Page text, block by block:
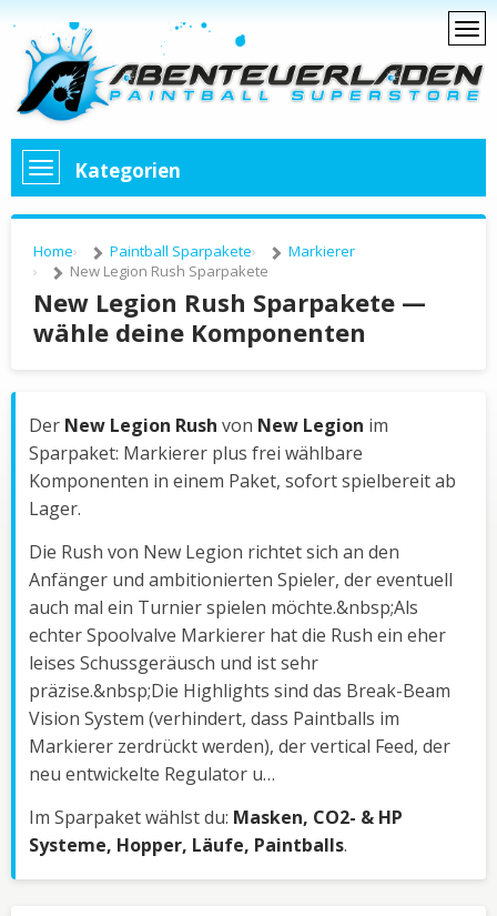
Kategorien
Home Paintball Sparpakete
Markierer
New Legion Rush Sparpakete
New Legion Rush Sparpakete —
wähle deine Komponenten
Der New Legion Rush von New Legion im
Sparpaket: Markierer plus frei wählbare
Komponenten in einem Paket, sofort spielbereit ab
Lager.
Die Rush von New Legion richtet sich an den
Anfänger und ambitionierten Spieler, der eventuell
auch mal ein Turnier spielen möchte.&nbsp;Als
echter Spoolvalve Markierer hat die Rush ein eher
leises Schussgeräusch und ist sehr
präzise.&nbsp;Die Highlights sind das Break-Beam
Vision System (verhindert, dass Paintballs im
Markierer zerdrückt werden), der vertical Feed, der
neu entwickelte Regulator u…
Im Sparpaket wählst du: Masken, CO2- & HP
Systeme, Hopper, Läufe, Paintballs.